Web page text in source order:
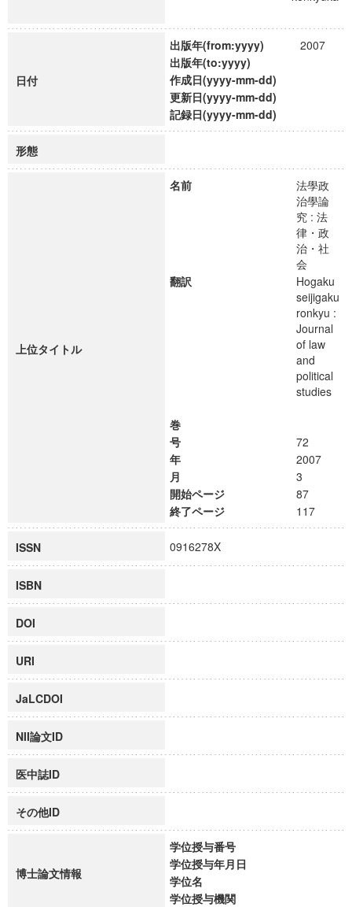
日付
出版年(from:yyyy)
2007
出版年(to:yyyy)
作成日(yyyy-mm-dd)
更新日(yyyy-mm-dd)
記録日(yyyy-mm-dd)
形態
上位タイトル
名前
法學政
治學論
究 : 法
律・政
治・社
会
翻訳
Hogaku
seijigaku
ronkyu :
Journal
of law
and
political
studies
巻
号
72
年
2007
月
3
開始ページ
87
終了ページ
117
ISSN 0916278X
ISBN
DOI
URI
JaLCDOI
NII論文ID
医中誌ID
その他ID
博士論文情報
学位授与番号
学位授与年月日
学位名
学位授与機関